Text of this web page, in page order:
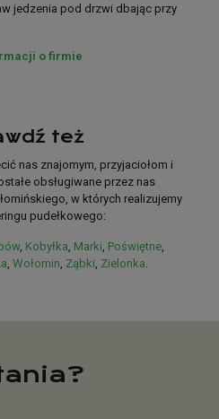
żywieniowe oraz
możliwe, dzięki starannie
siedzibie w Kobyłce.
jedzenia pod drzwi dbając przy
– więcej informacji o firmie
jedzenia pod drzwi dbając przy
o firmie
też
nas znajomym, przyjaciołom i
obsługiwane przez nas
w których realizujemy
pudełkowego:
, Kobyłka, Marki, Poświętne,
, Wołomin, Ząbki, Zielonka.